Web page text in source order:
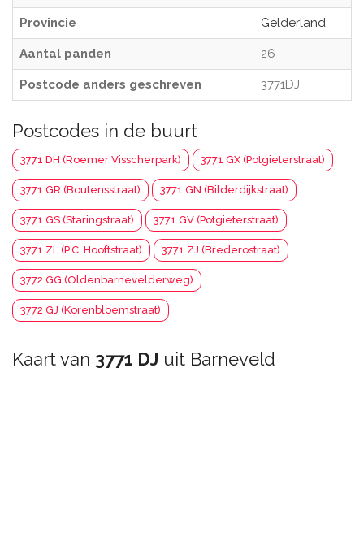
Provincie Gelderland
Aantal panden 26
Postcode anders geschreven 3771DJ
Postcodes in de buurt
3771 DH (Roemer Visscherpark) 3771 GX (Potgieterstraat)
3771 GR (Boutensstraat) 3771 GN (Bilderdijkstraat)
3771 GS (Staringstraat) 3771 GV (Potgieterstraat)
3771 ZL (P.C. Hooftstraat) 3771 ZJ (Brederostraat)
3772 GG (Oldenbarnevelderweg)
3772 GJ (Korenbloemstraat)
Kaart van 3771 DJ uit Barneveld